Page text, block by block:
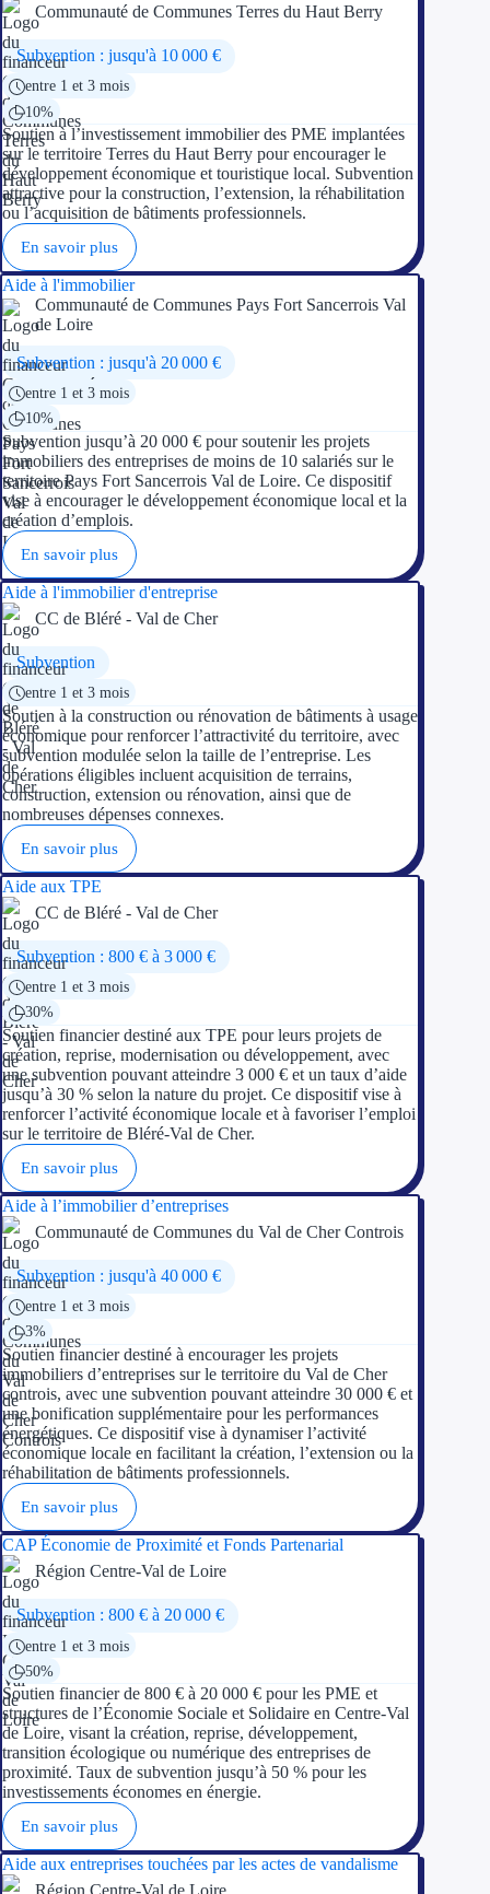
Communauté de Communes Terres du Haut Berry
Subvention : jusqu'à 10 000 €
entre 1 et 3 mois
10%
Soutien à l’investissement immobilier des PME implantées
sur le territoire Terres du Haut Berry pour encourager le
développement économique et touristique local. Subvention
attractive pour la construction, l’extension, la réhabilitation
ou l’acquisition de bâtiments professionnels.
En savoir plus
Aide à l'immobilier
Communauté de Communes Pays Fort Sancerrois Val
de Loire
Subvention : jusqu'à 20 000 €
entre 1 et 3 mois
10%
Subvention jusqu’à 20 000 € pour soutenir les projets
immobiliers des entreprises de moins de 10 salariés sur le
territoire Pays Fort Sancerrois Val de Loire. Ce dispositif
vise à encourager le développement économique local et la
création d’emplois.
En savoir plus
Aide à l'immobilier d'entreprise
CC de Bléré - Val de Cher
Subvention
entre 1 et 3 mois
Soutien à la construction ou rénovation de bâtiments à usage
économique pour renforcer l’attractivité du territoire, avec
subvention modulée selon la taille de l’entreprise. Les
opérations éligibles incluent acquisition de terrains,
construction, extension ou rénovation, ainsi que de
nombreuses dépenses connexes.
En savoir plus
Aide aux TPE
CC de Bléré - Val de Cher
Subvention : 800 € à 3 000 €
entre 1 et 3 mois
30%
Soutien financier destiné aux TPE pour leurs projets de
création, reprise, modernisation ou développement, avec
une subvention pouvant atteindre 3 000 € et un taux d’aide
jusqu’à 30 % selon la nature du projet. Ce dispositif vise à
renforcer l’activité économique locale et à favoriser l’emploi
sur le territoire de Bléré-Val de Cher.
En savoir plus
Aide à l’immobilier d’entreprises
Communauté de Communes du Val de Cher Controis
Subvention : jusqu'à 40 000 €
entre 1 et 3 mois
3%
Soutien financier destiné à encourager les projets
immobiliers d’entreprises sur le territoire du Val de Cher
controis, avec une subvention pouvant atteindre 30 000 € et
une bonification supplémentaire pour les performances
énergétiques. Ce dispositif vise à dynamiser l’activité
économique locale en facilitant la création, l’extension ou la
réhabilitation de bâtiments professionnels.
En savoir plus
CAP Économie de Proximité et Fonds Partenarial
Région Centre-Val de Loire
Subvention : 800 € à 20 000 €
entre 1 et 3 mois
50%
Soutien financier de 800 € à 20 000 € pour les PME et
structures de l’Économie Sociale et Solidaire en Centre-Val
de Loire, visant la création, reprise, développement,
transition écologique ou numérique des entreprises de
proximité. Taux de subvention jusqu’à 50 % pour les
investissements économes en énergie.
En savoir plus
Aide aux entreprises touchées par les actes de vandalisme